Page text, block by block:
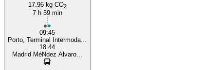
17.96 kg CO2
7 h 59 min
09:45
Porto, Terminal Intermoda...
18:44
Madrid MéNdez Alvaro...